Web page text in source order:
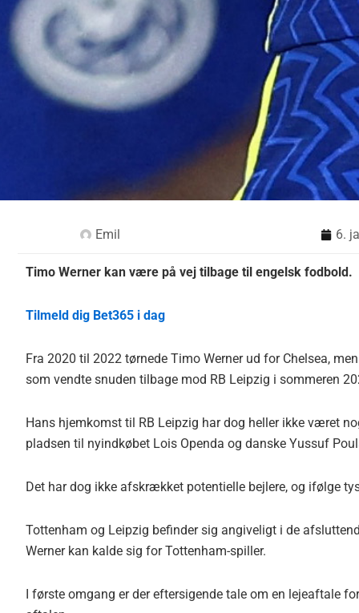
Emil 6.
Timo Werner kan være på vej tilbage til engelsk fodbold.
Tilmeld dig Bet365 i dag
Fra 2020 til 2022 tørnede Timo Werner ud for Chelsea,
som vendte snuden tilbage mod RB Leipzig i sommeren
Hans hjemkomst til RB Leipzig har dog heller ikke været
pladsen til nyindkøbet Lois Openda og danske Yussuf
Det har dog ikke afskrækket potentielle bejlere, og ifølge
Tottenham og Leipzig befinder sig angiveligt i de
Werner kan kalde sig for Tottenham-spiller.
I første omgang er der eftersigende tale om en lejeaftale